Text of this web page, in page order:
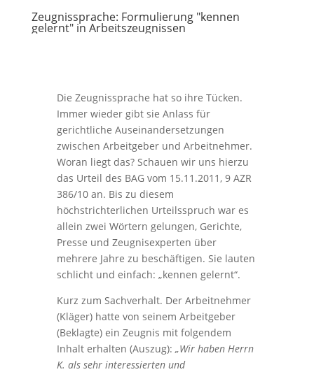
Zeugnissprache: Formulierung "kennen
gelernt" in Arbeitszeugnissen
Die Zeugnissprache hat so ihre Tücken.
Immer wieder gibt sie Anlass für
gerichtliche Auseinandersetzungen
zwischen Arbeitgeber und Arbeitnehmer.
Woran liegt das? Schauen wir uns hierzu
das Urteil des BAG vom 15.11.2011, 9 AZR
386/10 an. Bis zu diesem
höchstrichterlichen Urteilsspruch war es
allein zwei Wörtern gelungen, Gerichte,
Presse und Zeugnisexperten über
mehrere Jahre zu beschäftigen. Sie lauten
schlicht und einfach: „kennen gelernt“.
Kurz zum Sachverhalt. Der Arbeitnehmer
(Kläger) hatte von seinem Arbeitgeber
(Beklagte) ein Zeugnis mit folgendem
Inhalt erhalten (Auszug): „Wir haben Herrn
K. als sehr interessierten und